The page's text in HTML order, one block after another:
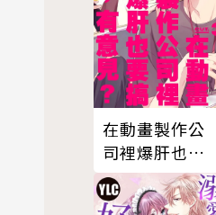
在動畫製作公
司裡爆肝也要
搞ＢＬ，有意
見？03